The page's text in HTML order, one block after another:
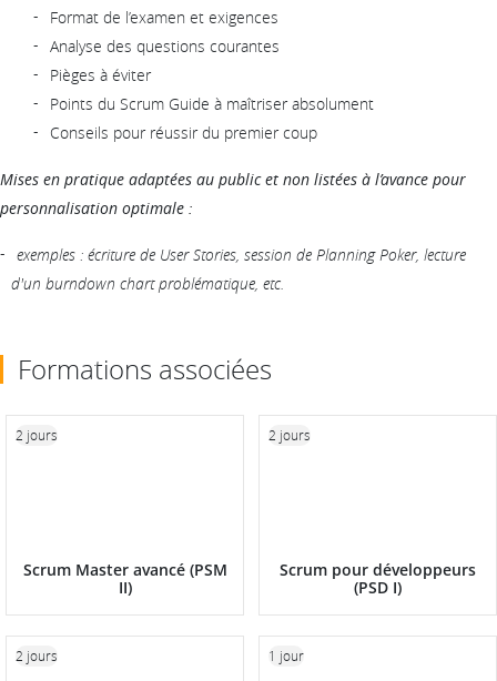
Format de l’examen et exigences
Analyse des questions courantes
Pièges à éviter
Points du Scrum Guide à maîtriser absolument
Conseils pour réussir du premier coup
Mises en pratique adaptées au public et non listées à l’avance pour
personnalisation optimale :
exemples : écriture de User Stories, session de Planning Poker, lecture
d'un burndown chart problématique, etc.
Formations associées
Scrum Master avancé (PSM
II)
2 jours
Scrum pour développeurs
(PSD I)
2 jours
2 jours 1 jour